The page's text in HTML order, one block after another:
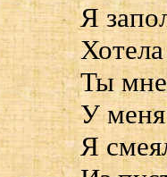
Я
Ты
У меня
Я